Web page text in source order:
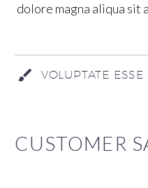
dolore magna aliqua sit
VOLUPTATE ESSE
CUSTOMER